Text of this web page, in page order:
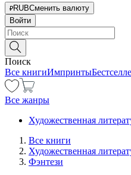
RUBСменить валюту
Войти
Поиск
Все книгиИмпринты
Все жанры
Художественная
Все книги
Художественная
Фэнтези